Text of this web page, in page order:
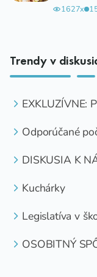
1627x
Trendy v
EXKLUZÍVNE:
Odporúčané
DISKUSIA K
Kuchárky
Legislatíva v
OSOBITNÝ